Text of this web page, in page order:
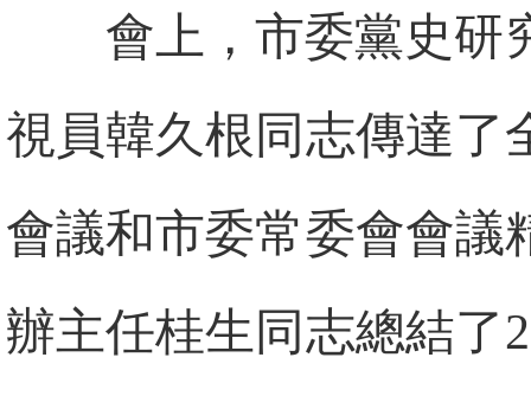
會上，市委黨史研
視員韓久根同志傳達了
會議和市委常委會會議
辦主任桂生同志總結了